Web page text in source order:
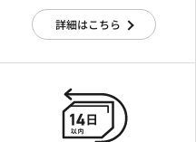
詳細はこちら